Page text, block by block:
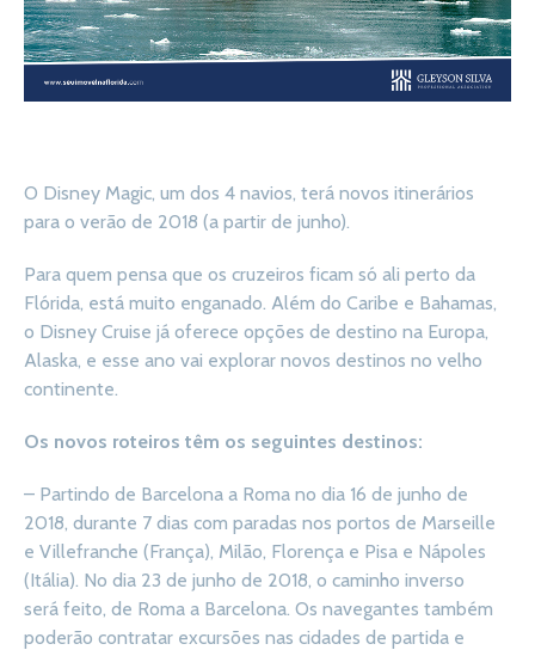
O Disney Magic, um dos 4 navios, terá novos itinerários
para o verão de 2018 (a partir de junho).
Para quem pensa que os cruzeiros ficam só ali perto da
Flórida, está muito enganado. Além do Caribe e Bahamas,
o Disney Cruise já oferece opções de destino na Europa,
Alaska, e esse ano vai explorar novos destinos no velho
continente.
Os novos roteiros têm os seguintes destinos:
– Partindo de Barcelona a Roma no dia 16 de junho de
2018, durante 7 dias com paradas nos portos de Marseille
e Villefranche (França), Milão, Florença e Pisa e Nápoles
(Itália). No dia 23 de junho de 2018, o caminho inverso
será feito, de Roma a Barcelona. Os navegantes também
poderão contratar excursões nas cidades de partida e